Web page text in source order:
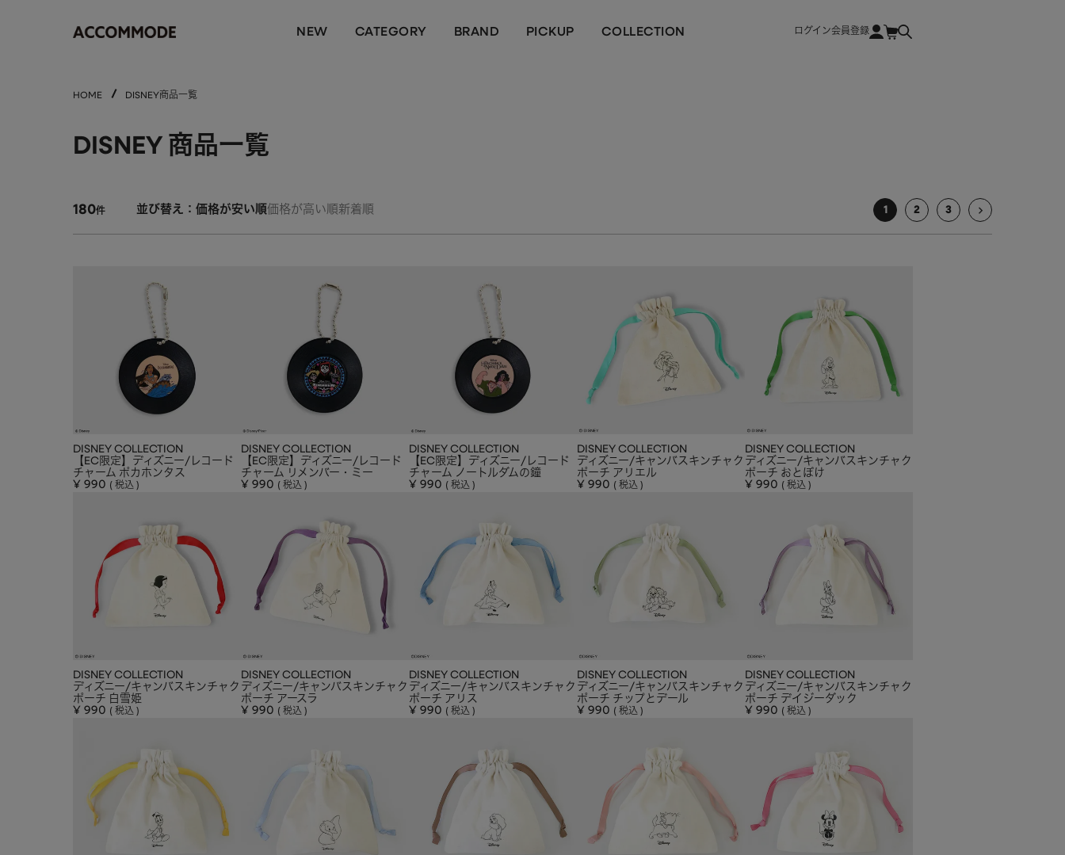
NEW CATEGORY BRAND PICKUP COLLECTION ログイン会員登録
HOME DISNEY商品一覧
DISNEY 商品一覧
並び替え 価格が安い順価格が高い順新着順
180 1 2 3
DISNEY COLLECTION
【EC限定】ディズニー/レコード
チャーム ポカホンタス
¥ 990 税込
DISNEY COLLECTION
【EC限定】ディズニー/レコード
チャーム リメンバー・ミー
¥ 990 税込
DISNEY COLLECTION
【EC限定】ディズニー/レコード
チャーム ノートルダムの鐘
¥ 990 税込
DISNEY COLLECTION
ディズニー/キャンバスキンチャク
ポーチ アリエル
¥ 990 税込
DISNEY COLLECTION
ディズニー/キャンバスキンチャク
ポーチ おとぼけ
¥ 990 税込
DISNEY COLLECTION
ディズニー/キャンバスキンチャク
ポーチ 白雪姫
¥ 990 税込
DISNEY COLLECTION
ディズニー/キャンバスキンチャク
ポーチ アースラ
¥ 990 税込
DISNEY COLLECTION
ディズニー/キャンバスキンチャク
ポーチ アリス
¥ 990 税込
DISNEY COLLECTION
ディズニー/キャンバスキンチャク
ポーチ チップとデール
¥ 990 税込
DISNEY COLLECTION
ディズニー/キャンバスキンチャク
ポーチ デイジーダック
¥ 990 税込